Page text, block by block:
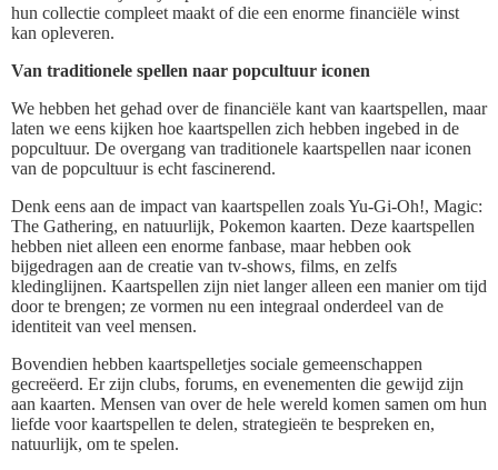
hun collectie compleet maakt of die een enorme financiële winst
kan opleveren.
Van traditionele spellen naar popcultuur iconen
We hebben het gehad over de financiële kant van kaartspellen, maar
laten we eens kijken hoe kaartspellen zich hebben ingebed in de
popcultuur. De overgang van traditionele kaartspellen naar iconen
van de popcultuur is echt fascinerend.
Denk eens aan de impact van kaartspellen zoals Yu-Gi-Oh!, Magic:
The Gathering, en natuurlijk, Pokemon kaarten. Deze kaartspellen
hebben niet alleen een enorme fanbase, maar hebben ook
bijgedragen aan de creatie van tv-shows, films, en zelfs
kledinglijnen. Kaartspellen zijn niet langer alleen een manier om tijd
door te brengen; ze vormen nu een integraal onderdeel van de
identiteit van veel mensen.
Bovendien hebben kaartspelletjes sociale gemeenschappen
gecreëerd. Er zijn clubs, forums, en evenementen die gewijd zijn
aan kaarten. Mensen van over de hele wereld komen samen om hun
liefde voor kaartspellen te delen, strategieën te bespreken en,
natuurlijk, om te spelen.